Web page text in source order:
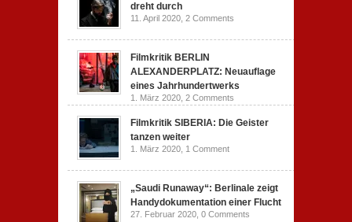
dreht durch
11. April 2020, 2 Comments
Filmkritik BERLIN
ALEXANDERPLATZ: Neuauflage
eines Jahrhundertwerks
1. März 2020, 2 Comments
Filmkritik SIBERIA: Die Geister
tanzen weiter
1. März 2020, 1 Comment
„Saudi Runaway“: Berlinale zeigt
Handydokumentation einer Flucht
27. Februar 2020, 0 Comments